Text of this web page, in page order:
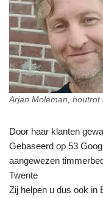
Arjan Moleman, houtrot
Door haar klanten
Gebaseerd op 53
aangewezen
Twente
Zij helpen u dus ook in